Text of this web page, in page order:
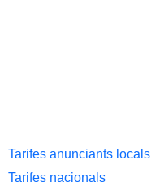
Tarifes anunciants locals
Tarifes nacionals